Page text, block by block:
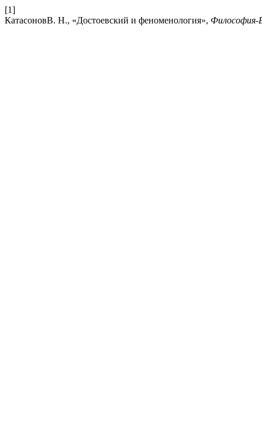
[1]
КатасоновВ. Н., «Достоевский и феноменология»,